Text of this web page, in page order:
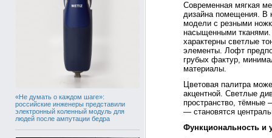
«Не думать о каждом шаге»:
российские инженеры представили
электронный коленный модуль для
людей после ампутации бедра
Современная мягкая
дизайна помещения. В
модели с резными
насыщенными тканями.
характерны светлые
элементы. Лофт
грубых фактур,
материалы.
Цветовая палитра
акцентной. Светлые
пространство, тёмные
— становятся
Функциональность и